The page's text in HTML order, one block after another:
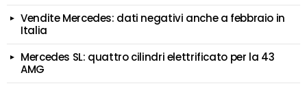
Vendite Mercedes: dati negativi anche a febbraio in
Italia
Mercedes SL: quattro cilindri elettrificato per la 43
AMG